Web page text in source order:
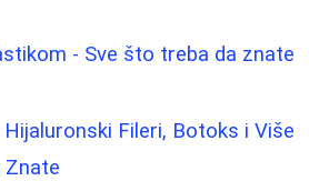
- Sve što treba da znate
Fileri, Botoks i Više
Znate